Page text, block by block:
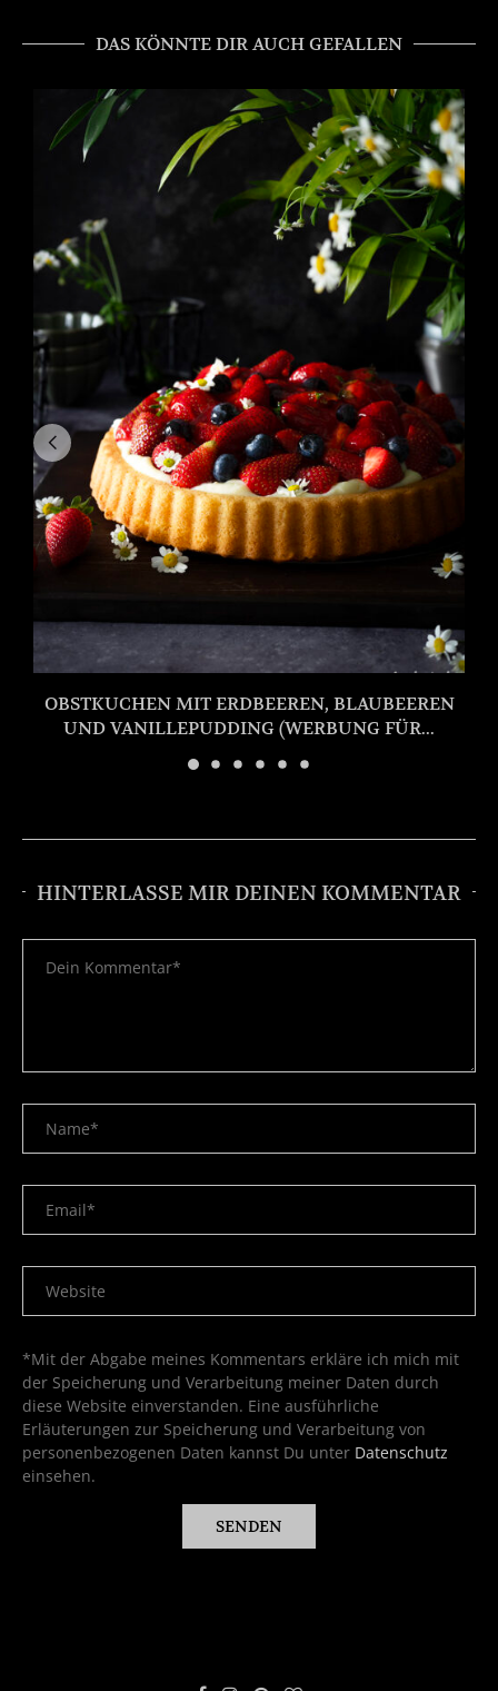
DAS KÖNNTE DIR AUCH GEFALLEN
OBSTKUCHEN MIT ERDBEEREN, BLAUBEEREN
UND VANILLEPUDDING (WERBUNG FÜR...
HINTERLASSE MIR DEINEN KOMMENTAR
*Mit der Abgabe meines Kommentars erkläre ich mich mit
der Speicherung und Verarbeitung meiner Daten durch
diese Website einverstanden. Eine ausführliche
Erläuterungen zur Speicherung und Verarbeitung von
personenbezogenen Daten kannst Du unter Datenschutz
einsehen.